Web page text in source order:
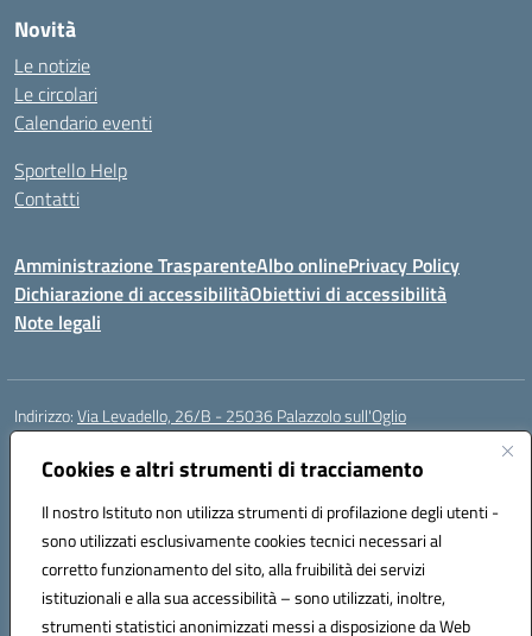
Cookies e altri strumenti di tracciamento
Il nostro Istituto non utilizza strumenti di profilazione degli utenti -
sono utilizzati esclusivamente cookies tecnici necessari al
corretto funzionamento del sito, alla fruibilità dei servizi
istituzionali e alla sua accessibilità – sono utilizzati, inoltre,
strumenti statistici anonimizzati messi a disposizione da Web
Novità
Le notizie
Le circolari
Calendario eventi
Sportello Help
Contatti
Amministrazione TrasparenteAlbo onlinePrivacy Policy
Dichiarazione di accessibilitàObiettivi di accessibilità
Note legali
Indirizzo:Via Levadello, 26/B - 25036 Palazzolo sull'Oglio
Centralino:
Posta elettronica certificata (PEC):bsis01800p@pec.istruzione.it
Codice fiscale: 91011920179
Codice meccanografico:BSIS01800P
Codice Indice delle Pubbliche Amministrazioni (IPA): istsc_bsis01800p
Codice unico di fatturazione (CUF): UFLUYU